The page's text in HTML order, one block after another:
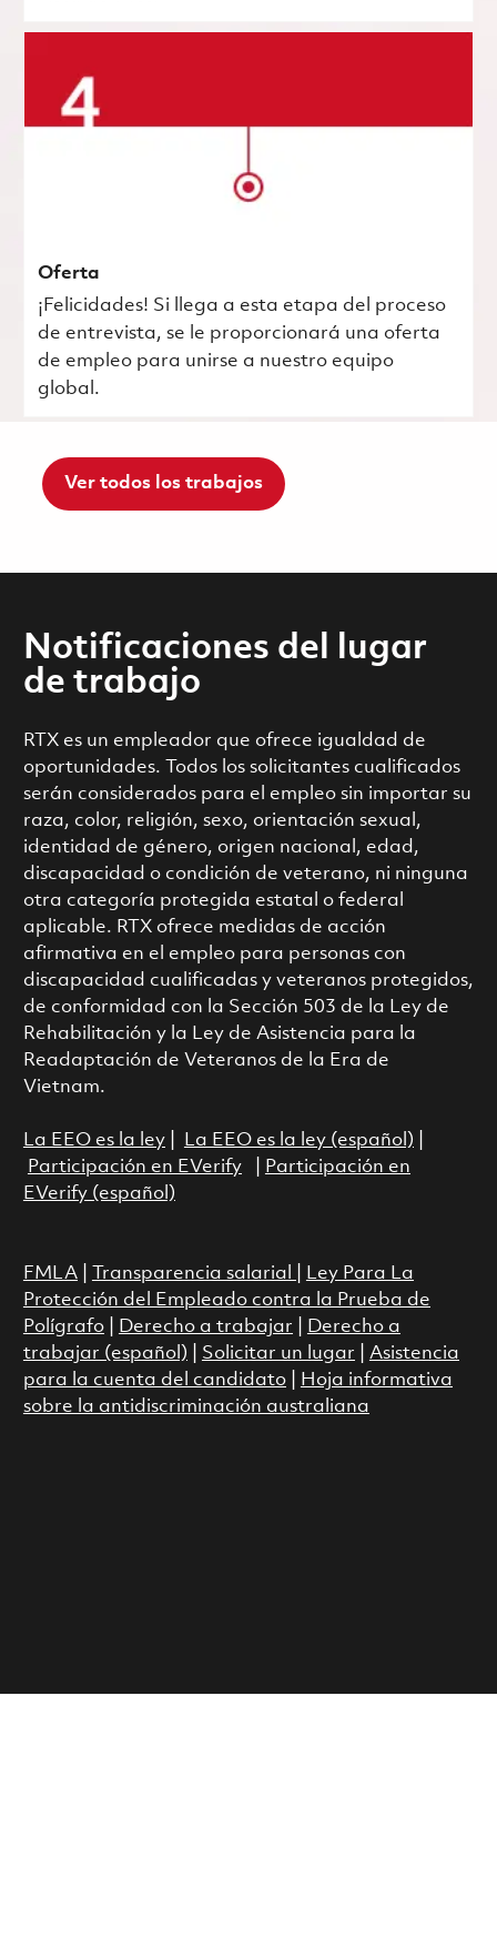
Oferta
¡Felicidades! Si llega a esta etapa del proceso
de entrevista, se le proporcionará una oferta
de empleo para unirse a nuestro equipo
global.
Ver todos los trabajos
Notificaciones del lugar
de trabajo
RTX es un empleador que ofrece igualdad de
oportunidades. Todos los solicitantes cualificados
serán considerados para el empleo sin importar su
raza, color, religión, sexo, orientación sexual,
identidad de género, origen nacional, edad,
discapacidad o condición de veterano, ni ninguna
otra categoría protegida estatal o federal
aplicable. RTX ofrece medidas de acción
afirmativa en el empleo para personas con
discapacidad cualificadas y veteranos protegidos,
de conformidad con la Sección 503 de la Ley de
Rehabilitación y la Ley de Asistencia para la
Readaptación de Veteranos de la Era de
Vietnam.
La EEO es la ley| La EEO es la ley (español)
Participación en EVerify|
Participación en
EVerify (español)
FMLA| Transparencia salarial
Ley Para La
Protección del Empleado contra la Prueba de
Polígrafo| Derecho a trabajar
Derecho a
trabajar (español)
Solicitar un lugar
Asistencia
para la cuenta del candidato|
Hoja informativa
sobre la antidiscriminación australiana